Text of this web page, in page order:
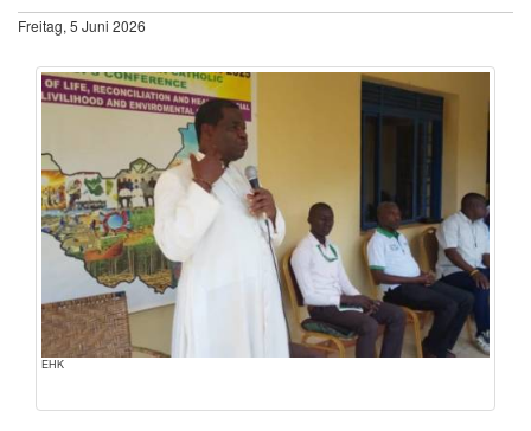
Freitag, 5 Juni 2026
EHK